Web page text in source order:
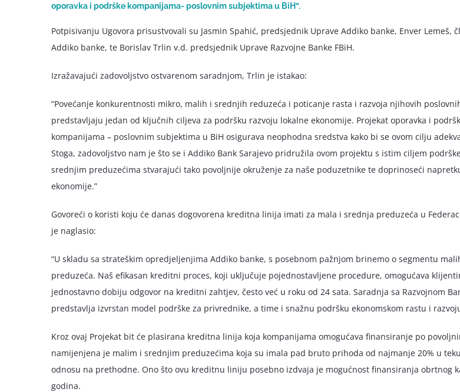
oporavka i podrške kompanijama- poslovnim subjektima u BiH”.
Potpisivanju Ugovora prisustvovali su Jasmin Spahić, predsjednik Uprave Addiko banke, Enver Lemeš,
Addiko banke, te Borislav Trlin v.d. predsjednik Uprave Razvojne Banke FBiH.
Izražavajući zadovoljstvo ostvarenom saradnjom, Trlin je istakao:
“Povećanje konkurentnosti mikro, malih i srednjih reduzeća i poticanje rasta i razvoja njihovih
predstavljaju jedan od ključnih ciljeva za podršku razvoju lokalne ekonomije. Projekat oporavka i
kompanijama – poslovnim subjektima u BiH osigurava neophodna sredstva kako bi se ovom cilju
Stoga, zadovoljstvo nam je što se i Addiko Bank Sarajevo pridružila ovom projektu s istim ciljem
srednjim preduzećima stvarajući tako povoljnije okruženje za naše poduzetnike te doprinoseći
ekonomije.”
Govoreći o koristi koju će danas dogovorena kreditna linija imati za mala i srednja preduzeća u
je naglasio:
“U skladu sa strateškim opredjeljenjima Addiko banke, s posebnom pažnjom brinemo o segmentu
preduzeća. Naš efikasan kreditni proces, koji uključuje pojednostavljene procedure, omogućava
jednostavno dobiju odgovor na kreditni zahtjev, često već u roku od 24 sata. Saradnja sa Razvojnom
predstavlja izvrstan model podrške za privrednike, a time i snažnu podršku ekonomskom rastu i
Kroz ovaj Projekat bit će plasirana kreditna linija koja kompanijama omogućava finansiranje po
namijenjena je malim i srednjim preduzećima koja su imala pad bruto prihoda od najmanje 20% u
odnosu na prethodne. Ono što ovu kreditnu liniju posebno izdvaja je mogućnost finansiranja obrtnog
godina.